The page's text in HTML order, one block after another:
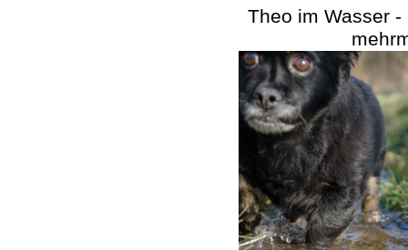
Theo im Wasser